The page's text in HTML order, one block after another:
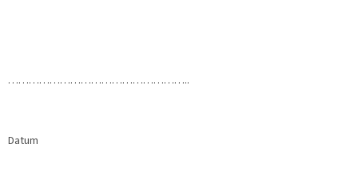
……………………………………………..
Datum